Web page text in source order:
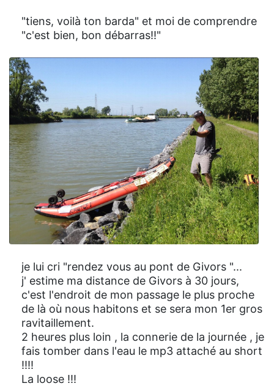
"tiens, voilà ton barda" et moi de comprendre
"c'est bien, bon débarras!!"
je lui cri "rendez vous au pont de Givors "...
j' estime ma distance de Givors à 30 jours,
c'est l'endroit de mon passage le plus proche
de là où nous habitons et se sera mon 1er gros
ravitaillement.
2 heures plus loin , la connerie de la journée , je
fais tomber dans l'eau le mp3 attaché au short
!!!!
La loose !!!